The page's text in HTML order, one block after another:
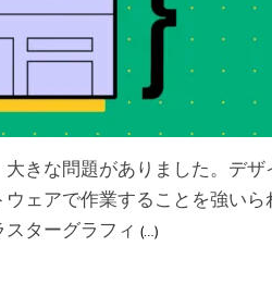
きな問題がありました。デザ
ェアで作業することを強いら
ターグラフィ (…)